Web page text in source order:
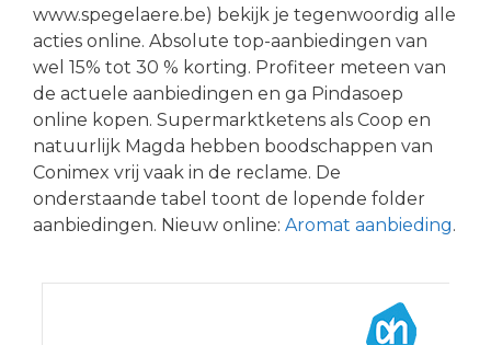
www.spegelaere.be) bekijk je tegenwoordig alle
acties online. Absolute top-aanbiedingen van
wel 15% tot 30 % korting. Profiteer meteen van
de actuele aanbiedingen en ga Pindasoep
online kopen. Supermarktketens als Coop en
natuurlijk Magda hebben boodschappen van
Conimex vrij vaak in de reclame. De
onderstaande tabel toont de lopende folder
aanbiedingen. Nieuw online: Aromat aanbieding.